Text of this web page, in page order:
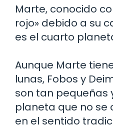
Marte, conocido
rojo» debido a su
es el cuarto
Aunque Marte
lunas, Fobos y
son tan pequeñas
planeta que no se
en el sentido